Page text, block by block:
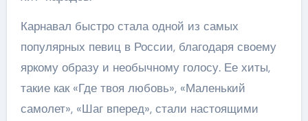
Карнавал быстро стала одной из самых
популярных певиц в России, благодаря своему
яркому образу и необычному голосу. Ее хиты,
такие как «Где твоя любовь», «Маленький
самолет», «Шаг вперед», стали настоящими